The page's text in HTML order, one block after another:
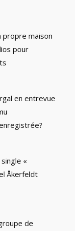
propre maison
pour
en entrevue
«
Åkerfeldt
de